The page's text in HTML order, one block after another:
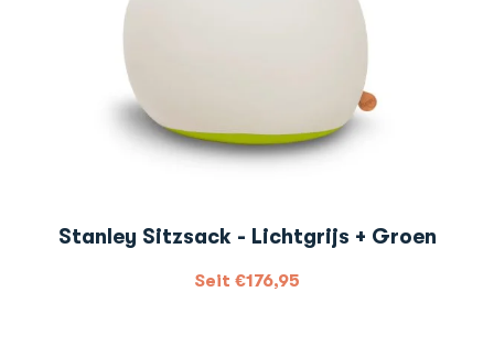
Stanley Sitzsack - Lichtgrijs + Groen
Seit €176,95